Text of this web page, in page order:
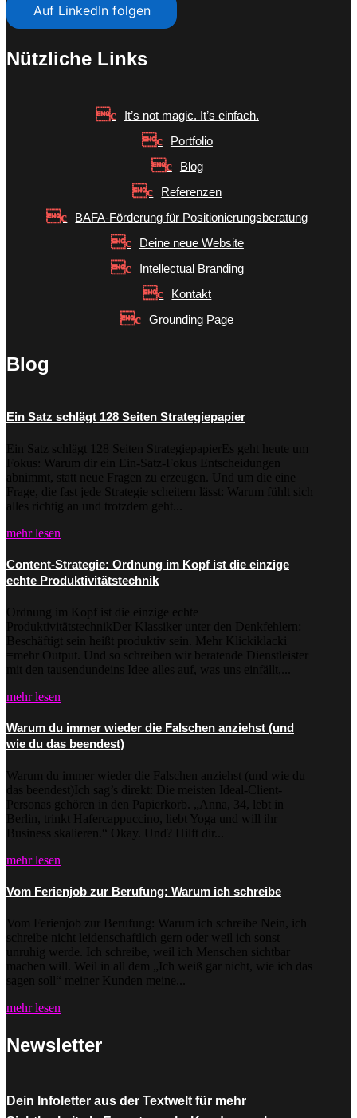
Auf LinkedIn folgen
Nützliche Links
It’s not magic. It’s einfach.
Portfolio
Blog
Referenzen
BAFA-Förderung für Positionierungsberatung
Deine neue Website
Intellectual Branding
Kontakt
Grounding Page
Blog
Ein Satz schlägt 128 Seiten Strategiepapier
Ein Satz schlägt 128 Seiten StrategiepapierEs geht heute um
Fokus: Warum dir ein Ein-Satz-Fokus Entscheidungen
abnimmt, statt neue Fragen zu erzeugen. Und um die eine
Frage, die fast jede Strategie scheitern lässt: Warum fühlt sich
alles richtig an und trotzdem geht...
mehr lesen
Content-Strategie: Ordnung im Kopf ist die einzige
echte Produktivitätstechnik
Ordnung im Kopf ist die einzige echte
ProduktivitätstechnikDer Klassiker unter den Denkfehlern:
Beschäftigt sein heißt produktiv sein. Mehr Klickiklacki
=mehr Output. Und so schreiben wir beratende Dienstleister
mit den tausendundeins Idee alles auf, was uns einfällt,...
mehr lesen
Warum du immer wieder die Falschen anziehst (und
wie du das beendest)
Warum du immer wieder die Falschen anziehst (und wie du
das beendest)Ich sag’s direkt: Die meisten Ideal-Client-
Personas gehören in den Papierkorb. „Anna, 34, lebt in
Berlin, trinkt Hafercappuccino, liebt Yoga und will ihr
Business skalieren.“ Okay. Und? Hilft dir...
mehr lesen
Vom Ferienjob zur Berufung: Warum ich schreibe
Vom Ferienjob zur Berufung: Warum ich schreibe Nein, ich
schreibe nicht leidenschaftlich gern oder weil ich sonst
unruhig werde. Ich schreibe, weil ich Menschen sichtbar
machen will. Weil in all dem „Ich weiß gar nicht, wie ich das
sagen soll“ meiner Kunden meine...
mehr lesen
Newsletter
Dein Infoletter aus der Textwelt für mehr